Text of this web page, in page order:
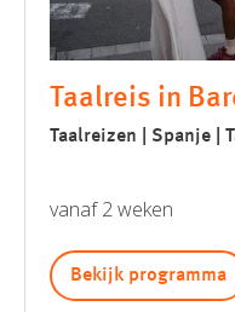
Taalreis in
Taalreizen | Spanje |
vanaf 2 weken
Bekijk programma